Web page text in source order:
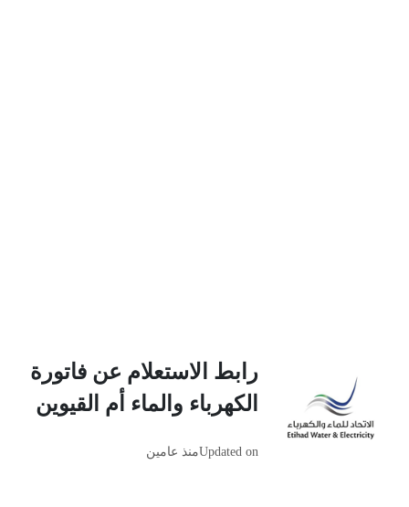
رابط الاستعلام عن فاتورة
الكهرباء والماء أم القيوين
Updated onمنذ عامين